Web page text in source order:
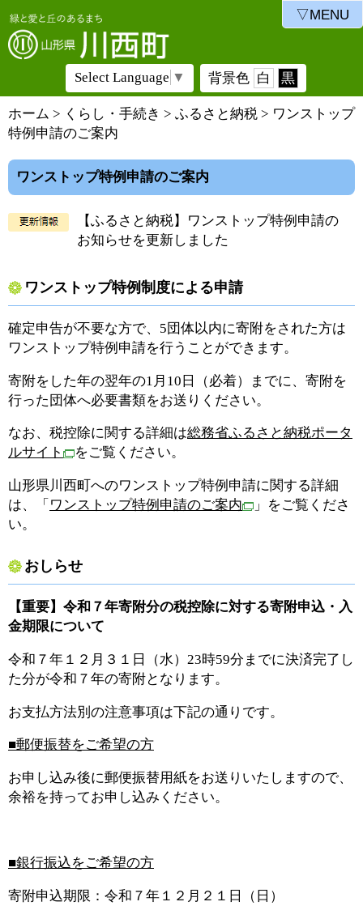
Select Language ▼ 背景色 白 黒
ホーム > くらし・手続き > ふるさと納税 > ワンストップ
特例申請のご案内
ワンストップ特例申請のご案内
【ふるさと納税】ワンストップ特例申請の
お知らせを更新しました
ワンストップ特例制度による申請
確定申告が不要な方で、5団体以内に寄附をされた方は
ワンストップ特例申請を行うことができます。
寄附をした年の翌年の1月10日（必着）までに、寄附を
行った団体へ必要書類をお送りください。
なお、税控除に関する詳細は総務省ふるさと納税ポータ
ルサイト
をご覧ください。
山形県川西町へのワンストップ特例申請に関する詳細
は、「 ワンストップ特例申請のご案内
」をご覧くださ
い。
おしらせ
【重要】令和７年寄附分の税控除に対する寄附申込・入
金期限について
令和７年１２月３１日（水）23時59分までに決済完了し
た分が令和７年の寄附となります。
お支払方法別の注意事項は下記の通りです。
■郵便振替をご希望の方
お申し込み後に郵便振替用紙をお送りいたしますので、
余裕を持ってお申し込みください。
■銀行振込をご希望の方
寄附申込期限：令和７年１２月２１日（日）
▽MENU